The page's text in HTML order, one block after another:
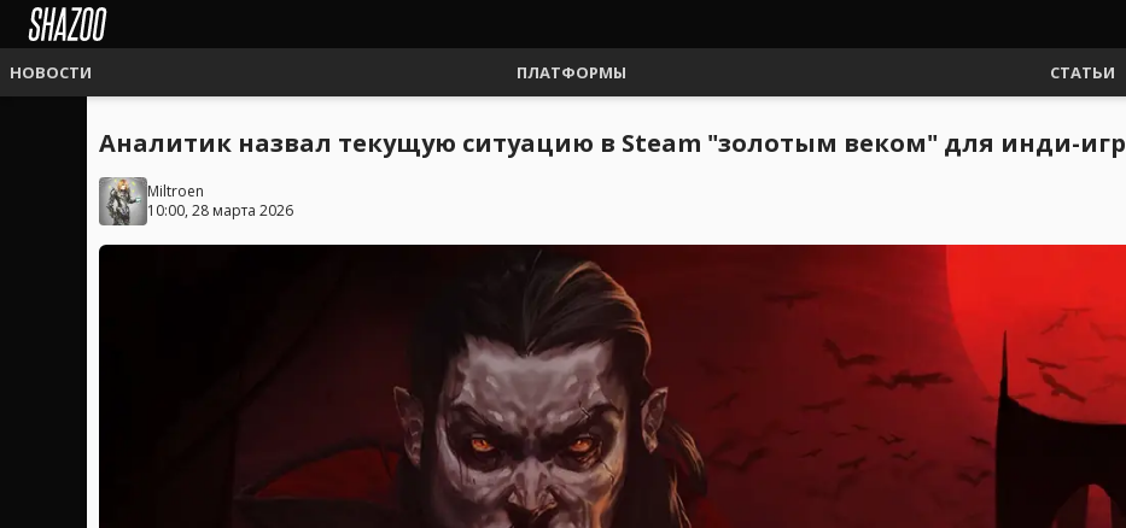
НОВОСТИ ПЛАТФОРМЫ СТАТЬИ
Аналитик назвал текущую ситуацию в Steam "золотым веком" для инди-игр
Miltroen
10:00, 28 марта 2026